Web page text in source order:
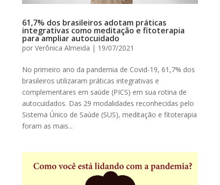
61,7% dos brasileiros adotam práticas
integrativas como meditação e fitoterapia
para ampliar autocuidado
por Verônica Almeida | 19/07/2021
No primeiro ano da pandemia de Covid-19, 61,7% dos
brasileiros utilizaram práticas integrativas e
complementares em saúde (PICS) em sua rotina de
autocuidados. Das 29 modalidades reconhecidas pelo
Sistema Único de Saúde (SUS), meditação e fitoterapia
foram as mais...